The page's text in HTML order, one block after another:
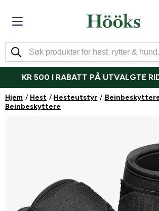
KR 500 I RABATT PÅ UTVALGTE
Hjem Hest Hesteutstyr
Beinbeskyttere